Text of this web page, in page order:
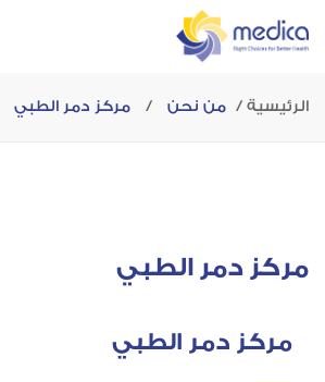
الرئيسية من نحن / مركز دمر الطبي
مركز دمر الطبي
مركز دمر الطبي